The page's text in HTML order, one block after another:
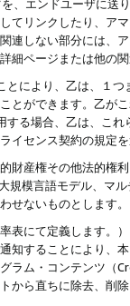
、エンドユーザに
てリンクしたり、ア
連しない部分には、
細ページまたは他の
により、乙は、１
とができます。乙が
する場合、乙は、こ
イセンス契約の規定
財産権その他法的権
規模言語モデル、マ
せないものとします。
表にて定義します。
知することにより、
ラム・コンテンツ（
から直ちに除去、削